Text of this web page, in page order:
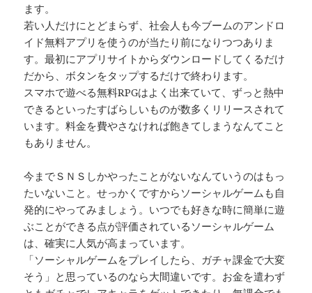
ます。
若い人だけにとどまらず、社会人も今ブームのアンドロ
イド無料アプリを使うのが当たり前になりつつありま
す。最初にアプリサイトからダウンロードしてくるだけ
だから、ボタンをタップするだけで終わります。
スマホで遊べる無料RPGはよく出来ていて、ずっと熱中
できるといったすばらしいものが数多くリリースされて
います。料金を費やさなければ飽きてしまうなんてこと
もありません。
今までＳＮＳしかやったことがないなんていうのはもっ
たいないこと。せっかくですからソーシャルゲームも自
発的にやってみましょう。いつでも好きな時に簡単に遊
ぶことができる点が評価されているソーシャルゲーム
は、確実に人気が高まっています。
「ソーシャルゲームをプレイしたら、ガチャ課金で大変
そう」と思っているのなら大間違いです。お金を遣わず